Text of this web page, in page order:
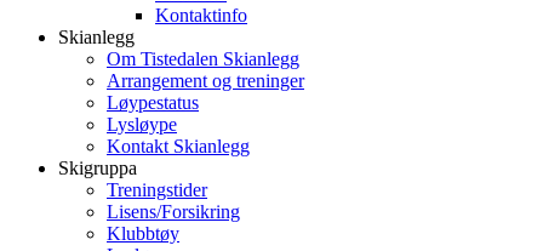
Kontaktinfo
Skianlegg
Om Tistedalen Skianlegg
Arrangement og treninger
Løypestatus
Lysløype
Kontakt Skianlegg
Skigruppa
Treningstider
Lisens/Forsikring
Klubbtøy